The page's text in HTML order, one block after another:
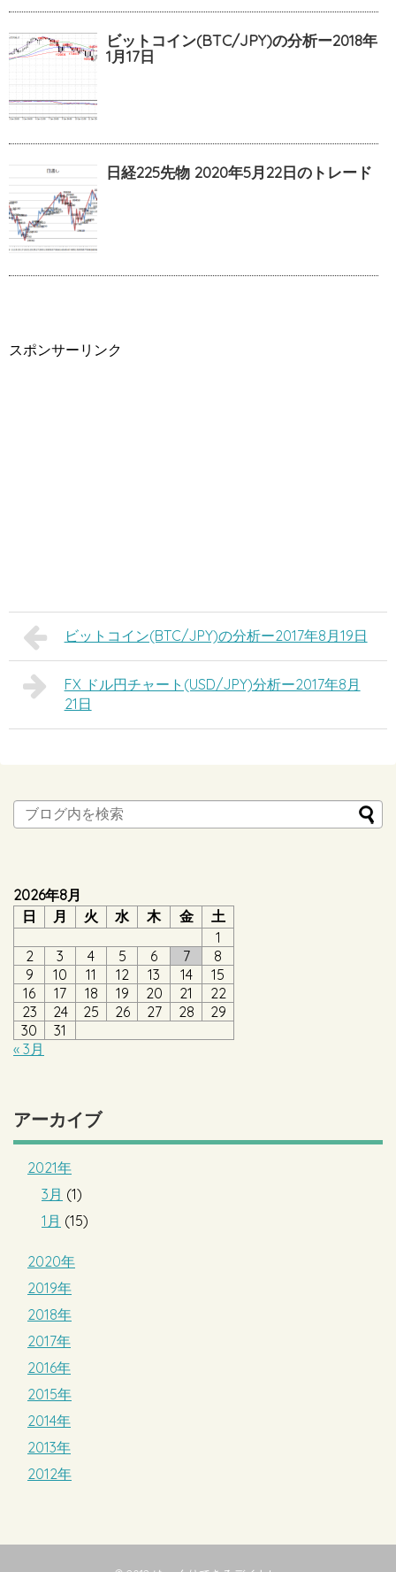
ビットコイン(BTC/JPY)の分析ー2018年
1月17日
日経225先物 2020年5月22日のトレード
スポンサーリンク
ビットコイン(BTC/JPY)の分析ー2017年8月19日
FX ドル円チャート(USD/JPY)分析ー2017年8月
21日
2026年8月
日
月 火 水 木 金
土
1
2
3 4 5 6 7
8
9
10 11 12 13 14
15
16
17 18 19 20 21
22
23
24 25 26 27 28
29
30
31
« 3月
アーカイブ
2021年
3月 (1)
1月 (15)
2020年
2019年
2018年
2017年
2016年
2015年
2014年
2013年
2012年